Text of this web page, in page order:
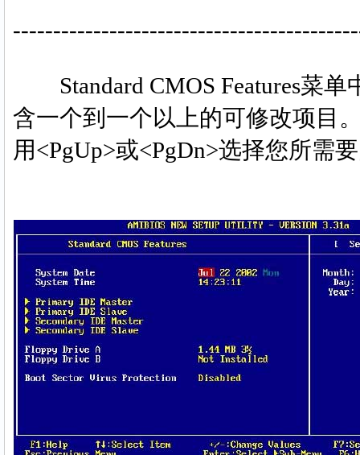
Standard CMOS Features菜单
含一个到一个以上的可修改项目
用<PgUp>或<PgDn>选择您所需